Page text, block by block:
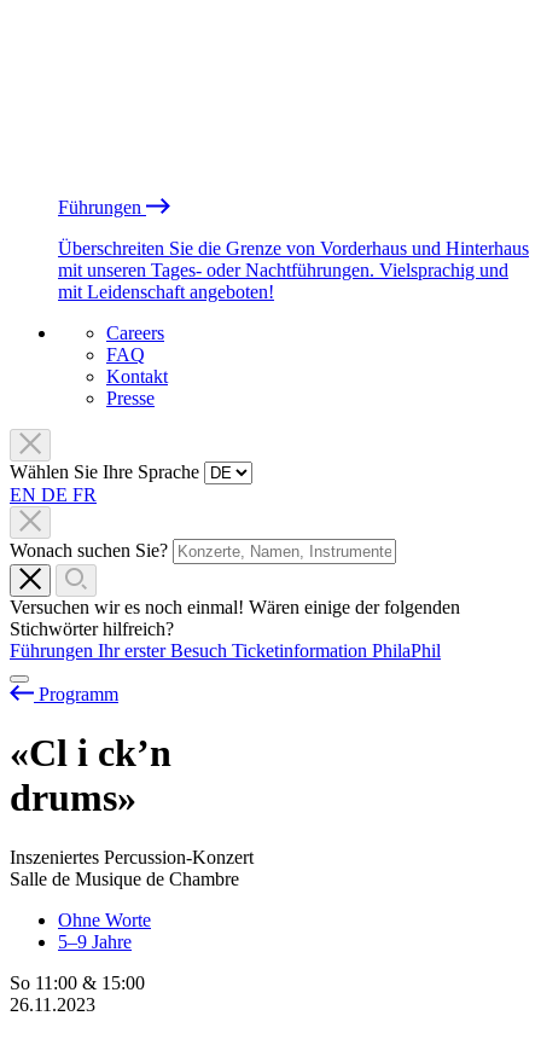
Führungen
Überschreiten Sie die Grenze von Vorderhaus und Hinterhaus
mit unseren Tages- oder Nachtführungen. Vielsprachig und
mit Leidenschaft angeboten!
Careers
FAQ
Kontakt
Presse
Wählen Sie Ihre Sprache
EN DE FR
Wonach suchen Sie?
Versuchen wir es noch einmal! Wären einige der folgenden
Stichwörter hilfreich?
Führungen Ihr erster Besuch Ticketinformation PhilaPhil
Programm
«Cl i ck’n
drums»
Inszeniertes Percussion-Konzert
Salle de Musique de Chambre
Ohne Worte
5–9 Jahre
So 11:00 & 15:00
26.11.2023